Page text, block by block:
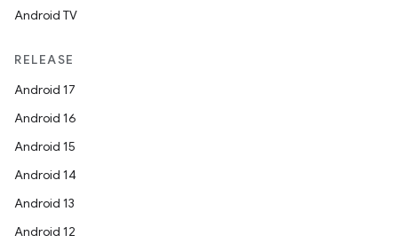
Android TV
RELEASE
Android 17
Android 16
Android 15
Android 14
Android 13
Android 12